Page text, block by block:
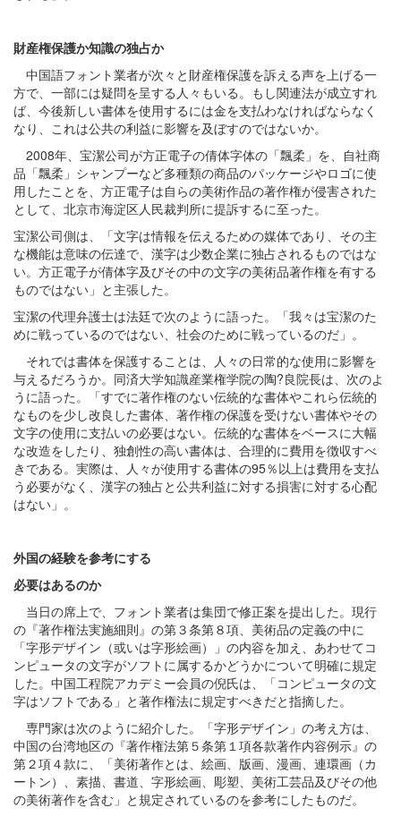
財産権保護か知識の独占か
中国語フォント業者が次々と財産権保護を訴える声を上げる一
方で、一部には疑問を呈する人々もいる。もし関連法が成立すれ
ば、今後新しい書体を使用するには金を支払わなければならなく
なり、これは公共の利益に影響を及ぼすのではないか。
2008年、宝潔公司が方正電子の倩体字体の「飄柔」を、自社商
品「飄柔」シャンプーなど多種類の商品のパッケージやロゴに使
用したことを、方正電子は自らの美術作品の著作権が侵害された
として、北京市海淀区人民裁判所に提訴するに至った。
宝潔公司側は、「文字は情報を伝えるための媒体であり、その主
な機能は意味の伝達で、漢字は少数企業に独占されるものではな
い。方正電子が倩体字及びその中の文字の美術品著作権を有する
ものではない」と主張した。
宝潔の代理弁護士は法廷で次のように語った。「我々は宝潔のた
めに戦っているのではない、社会のために戦っているのだ」。
それでは書体を保護することは、人々の日常的な使用に影響を
与えるだろうか。同済大学知識産業権学院の陶?良院長は、次のよ
うに語った。「すでに著作権のない伝統的な書体やこれら伝統的
なものを少し改良した書体、著作権の保護を受けない書体やその
文字の使用に支払いの必要はない。伝統的な書体をベースに大幅
な改造をしたり、独創性の高い書体は、合理的に費用を徴収すべ
きである。実際は、人々が使用する書体の95％以上は費用を支払
う必要がなく、漢字の独占と公共利益に対する損害に対する心配
はない」。
外国の経験を参考にする
必要はあるのか
当日の席上で、フォント業者は集団で修正案を提出した。現行
の『著作権法実施細則』の第３条第８項、美術品の定義の中に
「字形デザイン（或いは字形絵画）」の内容を加え、あわせてコ
ンピュータの文字がソフトに属するかどうかについて明確に規定
した。中国工程院アカデミー会員の倪氏は、「コンピュータの文
字はソフトである」と著作権法に規定すべきだと指摘した。
専門家は次のように紹介した。「字形デザイン」の考え方は、
中国の台湾地区の『著作権法第５条第１項各款著作内容例示』の
第２項４款に、「美術著作とは、絵画、版画、漫画、連環画（カ
ートン）、素描、書道、字形絵画、彫塑、美術工芸品及びその他
の美術著作を含む」と規定されているのを参考にしたものだ。